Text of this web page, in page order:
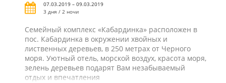
07.03.2019 – 09.03.2019
3 дня / 2 ночи
Семейный комплекс «Кабардинка» расположен в
пос. Кабардинка в окружении хвойных и
лиственных деревьев, в 250 метрах от Черного
моря. Уютный отель, морской воздух, красота моря,
зелень деревьев подарят Вам незабываемый
отдых и впечатления